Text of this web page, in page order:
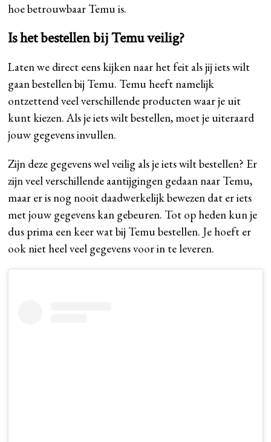
hoe betrouwbaar Temu is.
Is het bestellen bij Temu veilig?
Laten we direct eens kijken naar het feit als jij iets wilt
gaan bestellen bij Temu. Temu heeft namelijk
ontzettend veel verschillende producten waar je uit
kunt kiezen. Als je iets wilt bestellen, moet je uiteraard
jouw gegevens invullen.
Zijn deze gegevens wel veilig als je iets wilt bestellen? Er
zijn veel verschillende aantijgingen gedaan naar Temu,
maar er is nog nooit daadwerkelijk bewezen dat er iets
met jouw gegevens kan gebeuren. Tot op heden kun je
dus prima een keer wat bij Temu bestellen. Je hoeft er
ook niet heel veel gegevens voor in te leveren.